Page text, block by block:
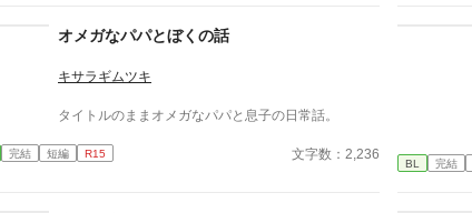
消える教師 山奥の男子校で繰り広げられるダークフ
オメガなパパとぼくの話
キサラギムツキ
タイトルのままオメガなパパと息子の日常話。
完結 短編 R15 文字数：2,236
BL 完結